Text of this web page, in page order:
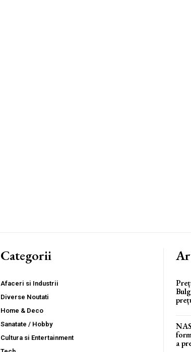
Categorii
Afaceri si Industrii
Diverse Noutati
Home & Deco
Sanatate / Hobby
Cultura si Entertainment
a